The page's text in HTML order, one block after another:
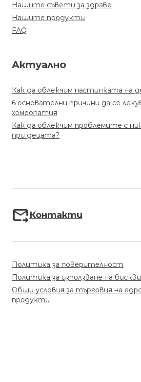
Нашите съвети за здраве
Нашите продукти
FAQ
Актуално
Как да облекчим настинката на
6 основателни причини да се
хомеопатия
Как да облекчим проблемите с
при децата?
Контакти
Политика за поверителност
Политика за използване на
Общи условия за търговия на
продукти